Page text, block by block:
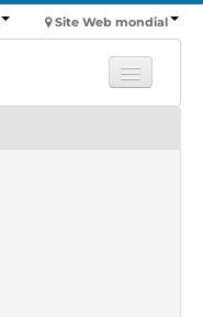
Site Web mondial